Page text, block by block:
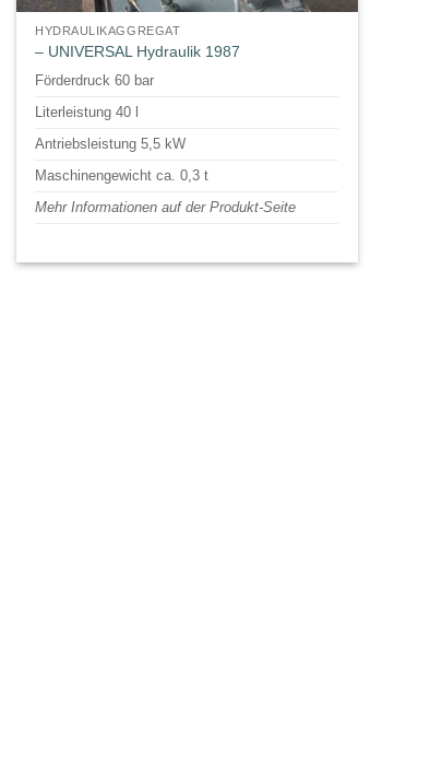
HYDRAULIKAGGREGAT
– UNIVERSAL Hydraulik 1987
Förderdruck 60 bar
Literleistung 40 l
Antriebsleistung 5,5 kW
Maschinengewicht ca. 0,3 t
Mehr Informationen auf der Produkt-Seite